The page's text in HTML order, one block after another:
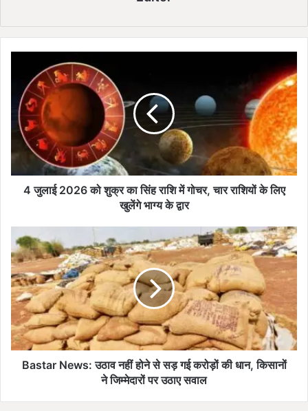
0
को
ह
रा
शि
में
गो
र
,
4 जुलाई 2026 को शुक्र का सिंह राशि में गोचर, चार राशियों के लिए
खुलेंगे भाग्य के द्वार
a
s
t
a
r
N
e
w
Bastar News: उठाव नहीं होने से सड़ गई करोड़ों की धान, किसानों
ने जिम्मेदारों पर उठाए सवाल